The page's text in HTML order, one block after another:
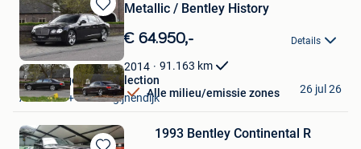
Bewaren
in
Mijn
Favorieten
Metallic / Bentley History
€ 64.950,- Details
2014 91.163 km
Alle milieu/emissie zones
ElsenBergen Car Collection
Aarschot + Deel Begijnendijk
26 jul 26
1993 Bentley Continental R